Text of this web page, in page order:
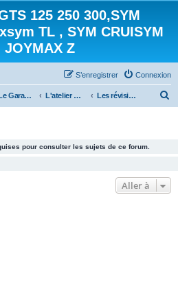
125 250 300,SYM
TL , SYM CRUISYM
JOYMAX Z
Connexion
S’enregistrer
- Le Garage - L'atelier mécanique Les révisions
r
c
pour consulter les sujets de ce forum.
Aller à